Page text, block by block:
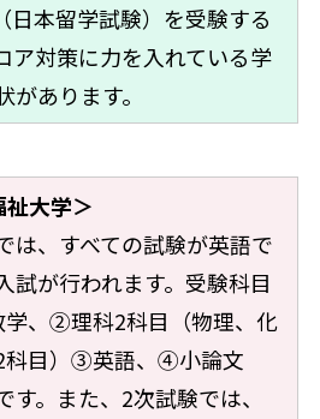
日本留学試験）を受験する
ア対策に力を入れている学
あります。
大学＞
は、すべての試験が英語で
試が行われます。受験科目
、②理科2科目（物理、化
科目）③英語、④小論文
す。また、2次試験では、